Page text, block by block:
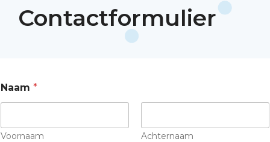
Contactformulier
Naam *
Voornaam Achternaam